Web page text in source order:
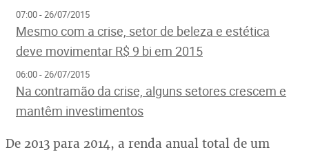
07:00 - 26/07/2015
Mesmo com a crise, setor de beleza e estética
deve movimentar R$ 9 bi em 2015
06:00 - 26/07/2015
Na contramão da crise, alguns setores crescem e
mantêm investimentos
De 2013 para 2014, a renda anual total de um